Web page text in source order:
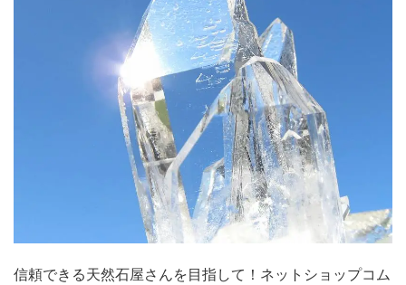
信頼できる天然石屋さんを目指して！ネットショップコム